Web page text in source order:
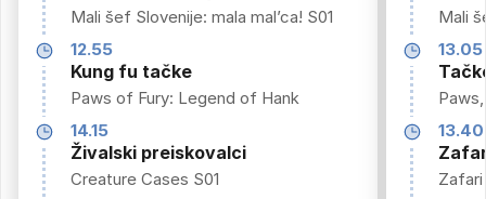
Mali šef Slovenije: mala mal’ca! S01
12.55
Kung fu tačke
Paws of Fury: Legend of Hank
14.15
Živalski preiskovalci
Creature Cases S01
Mali
13.05
13.40